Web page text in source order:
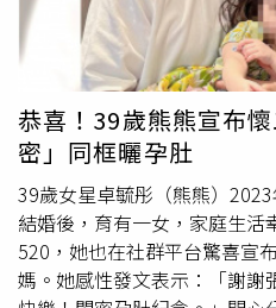
父親劉建國目前擔任中國企業
稱，劉建國疑似涉及一起重大
民幣13億元資金，導致上萬
指已赴美生活。不過截至目前
當事人證實。隨著話題持續延
近日疑似重新編輯社群貼文，
享的全家福，以及姪女百日宴
大嫂的身影疑似遭到移除，只
外，還有網友發現雙方疑似互
時間點正好落在27日，更讓外
恭喜！39歲熊熊宣布
密」同框曬孕肚
39歲女星卓毓彤（熊熊）
結婚後，育有一女，家庭生活
520，她也在社群平台驚喜宣
媽。她感性發文表示：「謝謝